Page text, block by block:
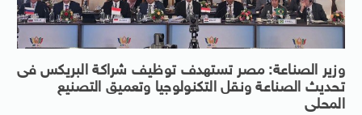
وزير الصناعة: مصر تستهدف توظيف شراكة البريكس فى
تحديث الصناعة ونقل التكنولوجيا وتعميق التصنيع
المحلى